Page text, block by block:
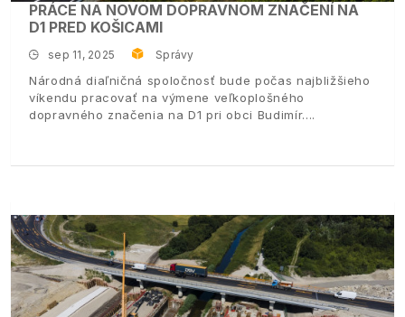
PRÁCE NA NOVOM DOPRAVNOM ZNAČENÍ NA
D1 PRED KOŠICAMI
sep 11, 2025 Správy
Národná diaľničná spoločnosť bude počas najbližšieho
víkendu pracovať na výmene veľkoplošného
dopravného značenia na D1 pri obci Budimír.